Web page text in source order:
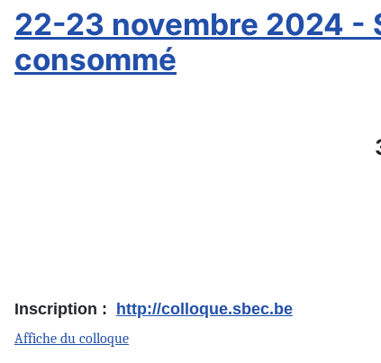
22-23 novembre 2024 -
consommé
Inscription : http://colloque.sbec.be
Affiche du colloque